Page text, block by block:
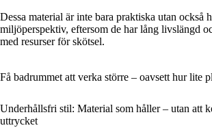
Dessa material är inte bara praktiska utan också
miljöperspektiv, eftersom de har lång livslängd
med resurser för skötsel.
Få badrummet att verka större – oavsett hur lite
Underhållsfri stil: Material som håller – utan att
uttrycket